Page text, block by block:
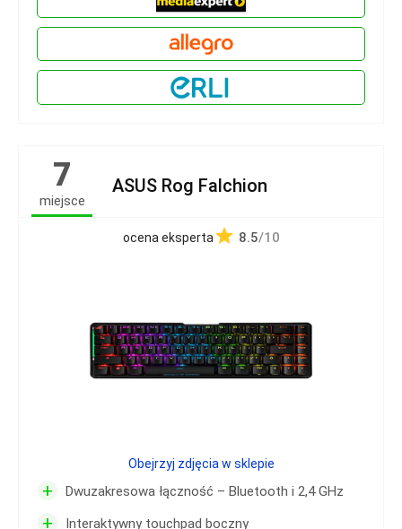
7
miejsce
ASUS Rog Falchion
ocena eksperta 8.5/10
+ Dwuzakresowa łączność – Bluetooth i 2,4 GHz
+ Interaktywny touchpad boczny
Obejrzyj zdjęcia w sklepie